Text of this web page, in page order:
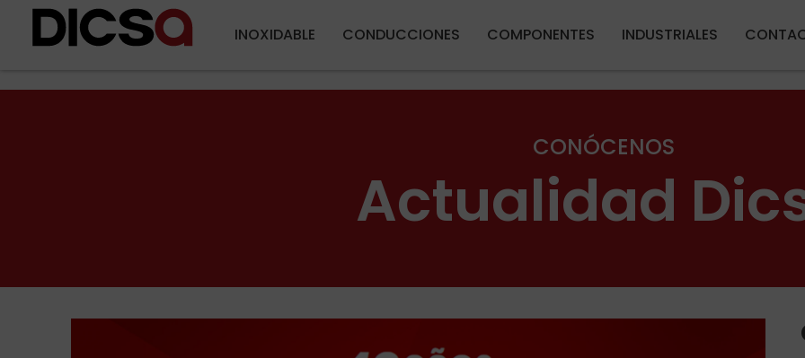
INOXIDABLE CONDUCCIONES COMPONENTES INDUSTRIALES
CONÓCENOS
Actualidad